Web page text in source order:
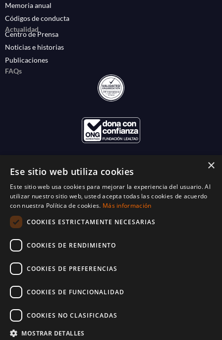
Memoria anual
Códigos de conducta
Actualidad
Centro de Prensa
Noticias e historias
Publicaciones
FAQs
© 2025 World Vision España. Reservados todos los derechos. Inscritos en el
protectorado de fundaciones con número 28-1214
×
Ese sitio web utiliza cookies
Este sitio web usa cookies para mejorar la experiencia del usuario. Al
utilizar nuestro sitio web, usted acepta todas las cookies de acuerdo
con nuestra Política de cookies. Más información
COOKIES ESTRICTAMENTE NECESARIAS
COOKIES DE RENDIMIENTO
COOKIES DE PREFERENCIAS
COOKIES DE FUNCIONALIDAD
COOKIES NO CLASIFICADAS
MOSTRAR DETALLES